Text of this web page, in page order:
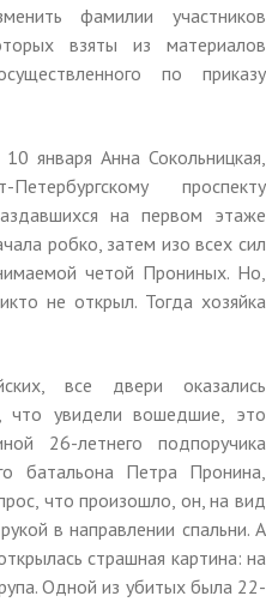
фамилии участников
взяты из материалов
по приказу
января Анна Сокольницкая,
проспекту
на первом этаже
робко, затем изо всех сил
четой Прониных. Но,
не открыл. Тогда хозяйка
все двери оказались
что увидели вошедшие, это
26-летнего подпоручика
батальона Петра Пронина,
что произошло, он, на вид
в направлении спальни. А
страшная картина: на
Одной из убитых была 22-